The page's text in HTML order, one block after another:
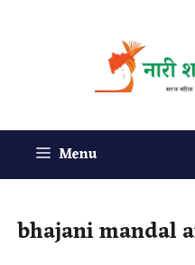
Menu
bhajani mandal